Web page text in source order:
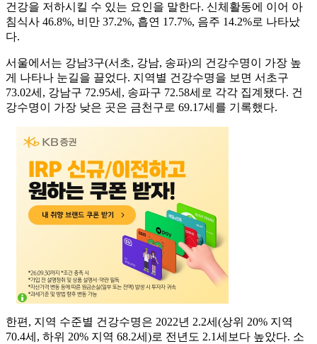
건강을 저하시킬 수 있는 요인을 말한다. 신체활동에 이어 아
침식사 46.8%, 비만 37.2%, 흡연 17.7%, 음주 14.2%로 나타났
다.
서울에서는 강남3구(서초, 강남, 송파)의 건강수명이 가장 높
게 나타나 눈길을 끌었다. 지역별 건강수명을 보면 서초구
73.02세, 강남구 72.95세, 송파구 72.58세로 각각 집계됐다. 건
강수명이 가장 낮은 곳은 금천구로 69.17세를 기록했다.
한편, 지역 수준별 건강수명은 2022년 2.2세(상위 20% 지역
70.4세, 하위 20% 지역 68.2세)로 전년도 2.1세보다 높았다. 소